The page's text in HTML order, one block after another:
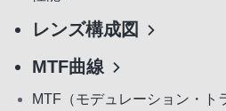
レンズ構成図
MTF曲線
MTF（モデュレーション・ト